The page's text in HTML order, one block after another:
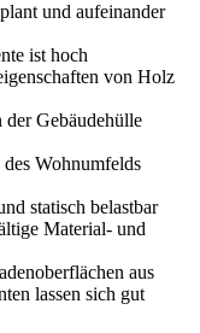
und aufeinander
ist hoch
von Holz
Gebäudehülle
Wohnumfelds
statisch belastbar
Material- und
aus
lassen sich gut